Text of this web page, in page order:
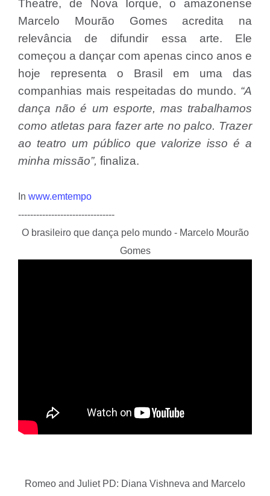
Theatre, de Nova Iorque, o amazonense
Marcelo Mourão Gomes acredita na
relevância de difundir essa arte. Ele
começou a dançar com apenas cinco anos e
hoje representa o Brasil em uma das
companhias mais respeitadas do mundo. “A
dança não é um esporte, mas trabalhamos
como atletas para fazer arte no palco. Trazer
ao teatro um público que valorize isso é a
minha missão”, finaliza.
In www.emtempo
--------------------------------
O brasileiro que dança pelo mundo - Marcelo Mourão
Gomes
Romeo and Juliet PD: Diana Vishneva and Marcelo